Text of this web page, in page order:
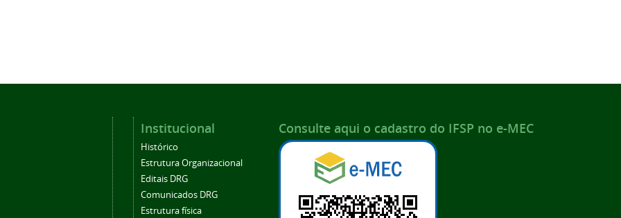
Institucional
Histórico
Estrutura Organizacional
Editais DRG
Comunicados DRG
Estrutura física
Consulte aqui o cadastro do IFSP no e-MEC